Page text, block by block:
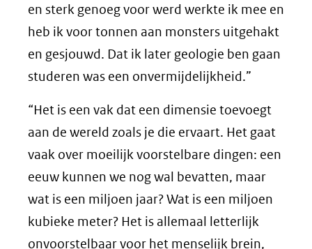
en sterk genoeg voor werd werkte ik mee en
heb ik voor tonnen aan monsters uitgehakt
en gesjouwd. Dat ik later geologie ben gaan
studeren was een onvermijdelijkheid.”
“Het is een vak dat een dimensie toevoegt
aan de wereld zoals je die ervaart. Het gaat
vaak over moeilijk voorstelbare dingen: een
eeuw kunnen we nog wal bevatten, maar
wat is een miljoen jaar? Wat is een miljoen
kubieke meter? Het is allemaal letterlijk
onvoorstelbaar voor het menselijk brein,